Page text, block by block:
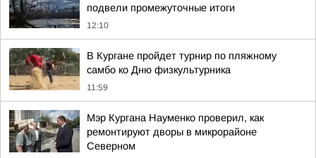
подвели промежуточные итоги
12:10
В Кургане пройдет турнир по пляжному
самбо ко Дню физкультурника
11:59
Мэр Кургана Науменко проверил, как
ремонтируют дворы в микрорайоне
Северном